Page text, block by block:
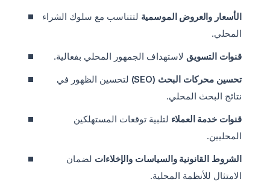
الأسعار والعروض الموسمية لتتناسب مع سلوك الشراء
المحلي.
قنوات التسويق لاستهداف الجمهور المحلي بفعالية.
تحسين محركات البحث (SEO)
لتحسين الظهور في
نتائج البحث المحلي.
قنوات خدمة العملاء لتلبية توقعات المستهلكين
المحليين.
الشروط القانونية والسياسات والإخلاءات لضمان
الامتثال للأنظمة المحلية.